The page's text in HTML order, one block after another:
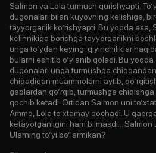
Salmon va Lola turmush qurishyapti.
dugonalari bilan kuyovning kelishiga,
tayyorgarlik koʼrishyapti. Bu yoqda esa,
kelinnikiga borishga tayyorgarlikni
unga toʼydan keyingi qiyinchiliklar
bularni eshitib oʼylanib qoladi. Bu
dugonalari unga turmushga
chiqadigan muammolarni aytib,
gaplardan qoʼrqib, turmushga
qochib ketadi. Ortidan Salmon uni
Аmmo, Lola toʼxtamay qochadi. U
ketayotganligini ham bilmasdi... Salmon
Ularning toʼyi boʼlarmikan?